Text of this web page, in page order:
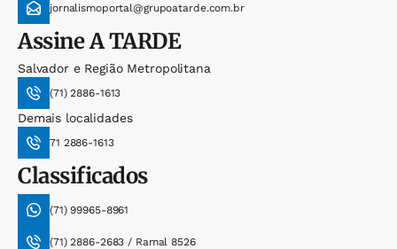
jornalismoportal@grupoatarde.com.br
AssineA TARDE
Salvador e Região Metropolitana
(71) 2886-1613
Demais localidades
71 2886-1613
Classificados
(71) 99965-8961
(71) 2886-2683 / Ramal 8526